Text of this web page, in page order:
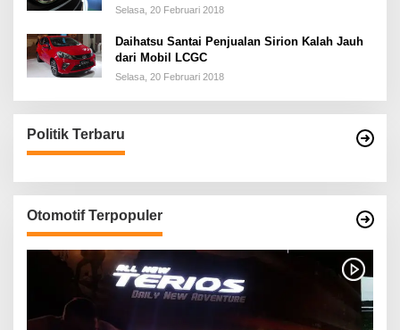
Selasa, 20 Februari 2018
Daihatsu Santai Penjualan Sirion Kalah Jauh
dari Mobil LCGC
Selasa, 20 Februari 2018
Politik Terbaru
Otomotif Terpopuler